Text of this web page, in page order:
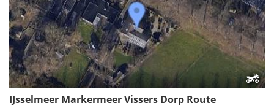
IJsselmeer Markermeer Vissers Dorp Route